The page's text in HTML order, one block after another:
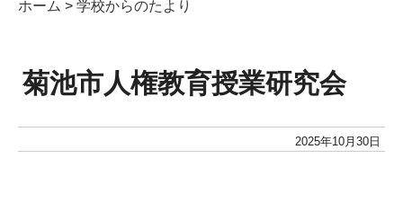
ホーム > 学校からのたより
菊池市人権教育授業研究会
2025年10月30日